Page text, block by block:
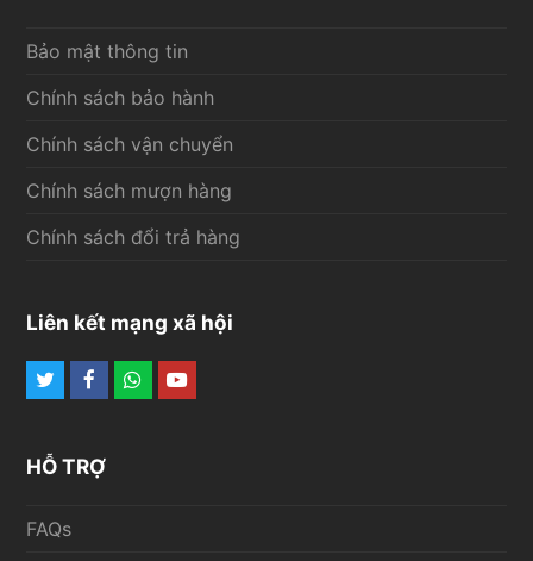
Bảo mật thông tin
Chính sách bảo hành
Chính sách vận chuyển
Chính sách mượn hàng
Chính sách đổi trả hàng
Liên kết mạng xã hội
TwitterFacebook
Whatsapp
Youtube
HỖ TRỢ
FAQs